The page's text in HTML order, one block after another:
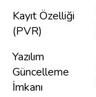
Kayıt Özelliği
(PVR)
Yazılım
Güncelleme
İmkanı